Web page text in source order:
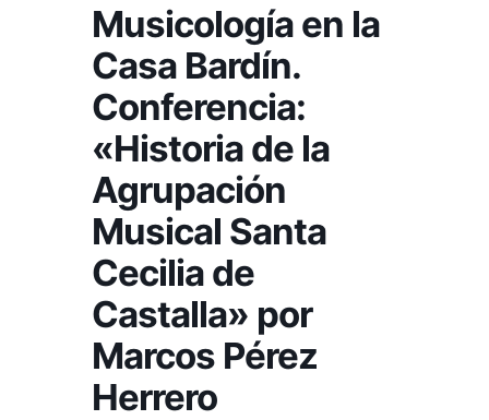
Musicología en la
Casa Bardín.
Conferencia:
«Historia de la
Agrupación
Musical Santa
Cecilia de
Castalla» por
Marcos Pérez
Herrero